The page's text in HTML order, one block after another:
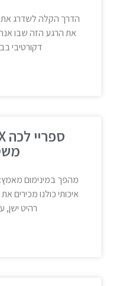
הדרך הקלה לשדרג את
את הרגע הזה שבו
דקורטיבי
מהפך במינימום
איכותי כולנו מכירים
רהיט ישן,